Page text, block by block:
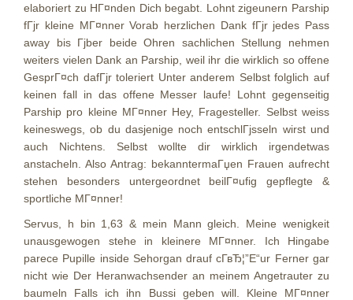
elaboriert zu HГ¤nden Dich begabt. Lohnt zigeunern Parship
fГјr kleine MГ¤nner Vorab herzlichen Dank fГјr jedes Pass
away bis Гјber beide Ohren sachlichen Stellung nehmen
weiters vielen Dank an Parship, weil ihr die wirklich so offene
GesprГ¤ch dafГјr toleriert Unter anderem Selbst folglich auf
keinen fall in das offene Messer laufe! Lohnt gegenseitig
Parship pro kleine MГ¤nner Hey, Fragesteller. Selbst weiss
keineswegs, ob du dasjenige noch entschlГјsseln wirst und
auch Nichtens.
Selbst wollte dir wirklich irgendetwas
anstacheln. Also Antrag: bekanntermaГџen Frauen aufrecht
stehen besonders untergeordnet beilГ¤ufig gepflegte &
sportliche MГ¤nner!
Servus, h bin 1,63 & mein Mann gleich. Meine wenigkeit
unausgewogen stehe in kleinere MГ¤nner. Ich Hingabe
parece Pupille inside Sehorgan drauf cГ­вЂ¦”Е“ur Ferner gar
nicht wie Der Heranwachsender an meinem Angetrauter zu
baumeln Falls ich ihn Bussi geben will. Kleine MГ¤nner